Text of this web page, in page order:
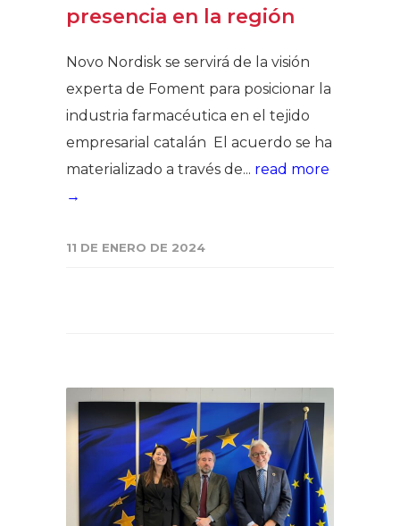
presencia en la región
Novo Nordisk se servirá de la visión
experta de Foment para posicionar la
industria farmacéutica en el tejido
empresarial catalán El acuerdo se ha
materializado a través de... read more
→
11 DE ENERO DE 2024